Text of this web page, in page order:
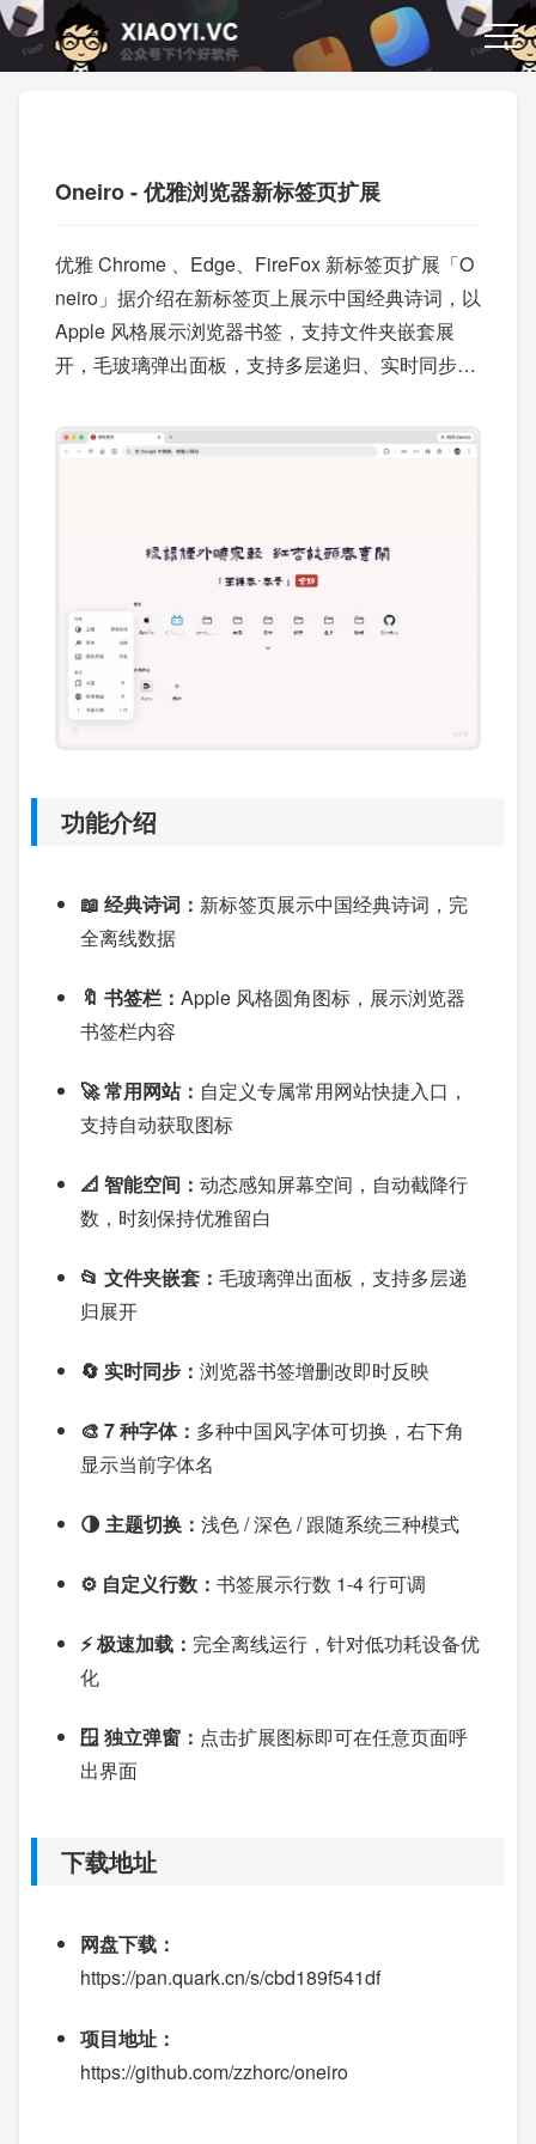
Oneiro - 优雅浏览器新标签页扩展
优雅 Chrome 、Edge、FireFox 新标签页扩展「O
neiro」据介绍在新标签页上展示中国经典诗词，以
Apple 风格展示浏览器书签，支持文件夹嵌套展
开，毛玻璃弹出面板，支持多层递归、实时同步浏
功能介绍
📖 经典诗词： 新标签页展示中国经典诗词，完
全离线数据
🔖 书签栏： Apple 风格圆角图标，展示浏览器
书签栏内容
🚀 常用网站： 自定义专属常用网站快捷入口，
支持自动获取图标
📐 智能空间： 动态感知屏幕空间，自动截降行
数，时刻保持优雅留白
📂 文件夹嵌套： 毛玻璃弹出面板，支持多层递
归展开
🔄 实时同步： 浏览器书签增删改即时反映
🎨 7 种字体： 多种中国风字体可切换，右下角
显示当前字体名
🌗 主题切换： 浅色 / 深色 / 跟随系统三种模式
⚙️ 自定义行数： 书签展示行数 1-4 行可调
⚡ 极速加载： 完全离线运行，针对低功耗设备优
化
🪟 独立弹窗： 点击扩展图标即可在任意页面呼
出界面
下载地址
网盘下载：
https://pan.quark.cn/s/cbd189f541df
项目地址：
https://github.com/zzhorc/oneiro